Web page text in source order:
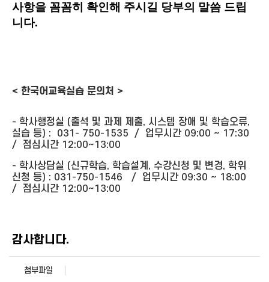
사항을 꼼꼼히 확인해 주시길 당부의 말씀 드립
니다.
< 한국어교육실습 문의처 >
- 학사행정실 (출석 및 과제 제출, 시스템 장애 및 학습오류,
실습 등) : 031- 750-1535 / 업무시간 09:00 ~ 17:30
/ 점심시간 12:00~13:00
- 학사상담실 (신규학습, 학습설계, 수강신청 및 변경, 학위
신청 등) : 031-750-1546 / 업무시간 09:30 ~ 18:00
/ 점심시간 12:00~13:00
감사합니다.
첨부파일